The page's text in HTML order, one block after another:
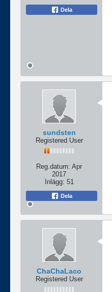
Dela
sundsten
Registered User
Reg.datum: Apr
2017
Inlägg: 51
Dela
ChaChaLaco
Registered User